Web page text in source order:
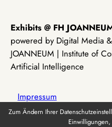
Exhibits @ FH
powered by Digital Media
JOANNEUM | Institute of
Artificial Intelligence
Impressum
Zum Ändern Ihrer